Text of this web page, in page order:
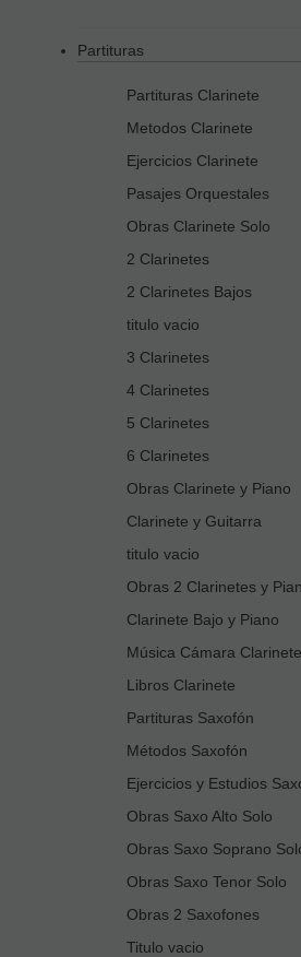
Partituras
Partituras Clarinete
Metodos Clarinete
Ejercicios Clarinete
Pasajes Orquestales
Obras Clarinete Solo
2 Clarinetes
2 Clarinetes Bajos
titulo vacio
3 Clarinetes
4 Clarinetes
5 Clarinetes
6 Clarinetes
Obras Clarinete y Piano
Clarinete y Guitarra
titulo vacio
Obras 2 Clarinetes y
Clarinete Bajo y Piano
Música Cámara Clarinete
Libros Clarinete
Partituras Saxofón
Métodos Saxofón
Ejercicios y Estudios
Obras Saxo Alto Solo
Obras Saxo Soprano
Obras Saxo Tenor Solo
Obras 2 Saxofones
Titulo vacio